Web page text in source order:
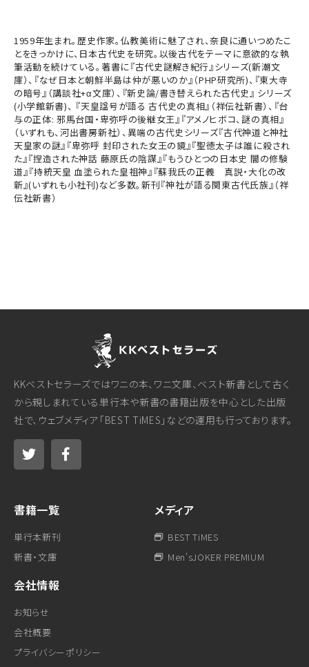
1959年生まれ。歴史作家。仏教美術に魅了され、奈良に通いつめたこ
とをきっかけに、日本古代史を研究。以後古代をテーマに意欲的な執
筆活動を続けている。著書に『古代史謎解き紀行』シリーズ(新潮文
庫）、『なぜ日本と朝鮮半島は仲が悪いのか』（PHP研究所)、『東大寺
の暗号』（講談社+α文庫）、『新史論/書き替えられた古代史』 シリーズ
(小学館新書)、 『天皇諡号が語る 古代史の真相』（祥伝社新書）、『台
与の正体: 邪馬台国・卑弥呼の後継女王』『アメノヒボコ、謎の真相』
（いずれも、河出書房新社）、異端の古代史シリーズ『古代神道と神社
天皇家の謎』『卑弥呼 封印された女王の鏡』『聖徳太子は誰に殺され
た』『捏造された神話 藤原氏の陰謀』『もうひとつの日本史 闇の修験
道』『持統天皇 血塗られた皇祖神』『蘇我氏の正義 真説・大化の改
新』(いずれも小社刊)など多数。新刊『神社が語る関東古代氏族』（祥
伝社新書）
KKベストセラーズではワニの本、ワニ文庫、ベスト新書として古く
から親しまれている単行本や新書の書籍出版を中心とした出版
社で、ウェブメディア「BEST TiMES」などの運用も行っております。
書籍一覧
単行本新刊
新書・文庫
メディア
BEST TiMES
Men'sJOKER PREMIUM
会社情報
お知らせ
会社概要
プライバシーポリシー